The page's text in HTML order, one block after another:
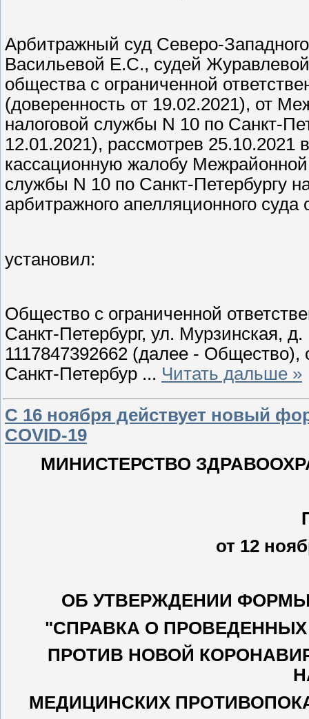
Арбитражный суд Северо-
Васильевой Е.С., судей
общества с ограниченной
(доверенность от 19.02.2021), от
налоговой службы N 10 по Санкт-
12.01.2021), рассмотрев 25.10.2021
кассационную жалобу
службы N 10 по Санкт-Петербургу
арбитражного апелляционного
установил:
Общество с ограниченной
Санкт-Петербург, ул. Мурзинская,
1117847392662 (далее - Общество),
Санкт-Петербур ... Читать дальше »
С 16 ноября действует новый
COVID-19
МИНИСТЕРСТВО
от 12
ОБ УТВЕРЖДЕНИИ
"СПРАВКА О
ПРОТИВ НОВОЙ
МЕДИЦИНСКИХ